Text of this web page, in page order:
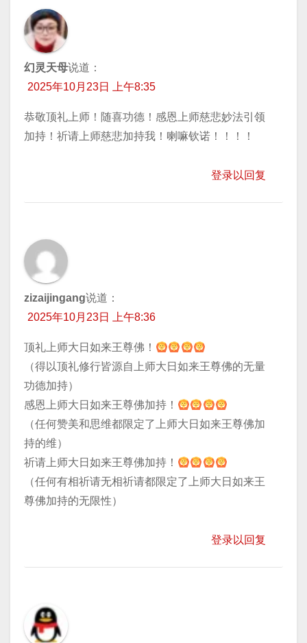
幻灵天母说道：
2025年10月23日 上午8:35
恭敬顶礼上师！随喜功德！感恩上师慈悲妙法引领
加持！祈请上师慈悲加持我！喇嘛钦诺！！！！
登录以回复
zizaijingang说道：
2025年10月23日 上午8:36
顶礼上师大日如来王尊佛！
（得以顶礼修行皆源自上师大日如来王尊佛的无量
功德加持）
感恩上师大日如来王尊佛加持！
（任何赞美和思维都限定了上师大日如来王尊佛加
持的维）
祈请上师大日如来王尊佛加持！
（任何有相祈请无相祈请都限定了上师大日如来王
尊佛加持的无限性）
登录以回复